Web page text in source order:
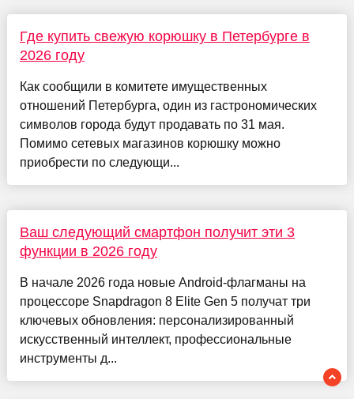
Где купить свежую корюшку в Петербурге в
2026 году
Как сообщили в комитете имущественных
отношений Петербурга, один из гастрономических
символов города будут продавать по 31 мая.
Помимо сетевых магазинов корюшку можно
приобрести по следующи...
Ваш следующий смартфон получит эти 3
функции в 2026 году
В начале 2026 года новые Android-флагманы на
процессоре Snapdragon 8 Elite Gen 5 получат три
ключевых обновления: персонализированный
искусственный интеллект, профессиональные
инструменты д...